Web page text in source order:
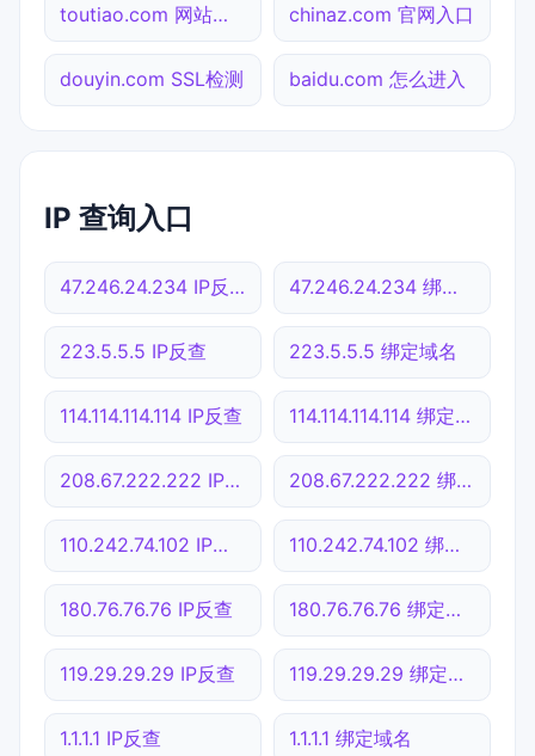
toutiao.com 网站状态 chinaz.com 官网入口
douyin.com SSL检测 baidu.com 怎么进入
IP 查询入口
47.246.24.234 IP反查 47.246.24.234 绑定域名
223.5.5.5 IP反查 223.5.5.5 绑定域名
114.114.114.114 IP反查 114.114.114.114 绑定域名
208.67.222.222 IP反查 208.67.222.222 绑定域名
110.242.74.102 IP反查 110.242.74.102 绑定域名
180.76.76.76 IP反查 180.76.76.76 绑定域名
119.29.29.29 IP反查 119.29.29.29 绑定域名
1.1.1.1 IP反查 1.1.1.1 绑定域名